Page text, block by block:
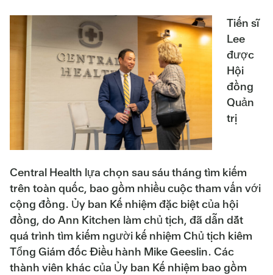
Tiến sĩ
Lee
được
Hội
đồng
Quản
trị
Central Health lựa chọn sau sáu tháng tìm kiếm
trên toàn quốc, bao gồm nhiều cuộc tham vấn với
cộng đồng. Ủy ban Kế nhiệm đặc biệt của hội
đồng, do Ann Kitchen làm chủ tịch, đã dẫn dắt
quá trình tìm kiếm người kế nhiệm Chủ tịch kiêm
Tổng Giám đốc Điều hành Mike Geeslin. Các
thành viên khác của Ủy ban Kế nhiệm bao gồm